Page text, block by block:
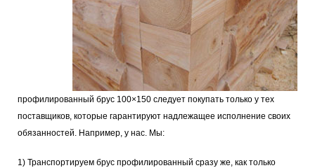
профилированный брус 100×150 следует покупать только у тех
поставщиков, которые гарантируют надлежащее исполнение своих
обязанностей. Например, у нас. Мы:
1) Транспортируем брус профилированный сразу же, как только